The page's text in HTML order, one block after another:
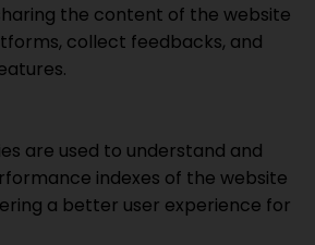
the content of the website
collect feedbacks, and
are used to understand and
indexes of the website
a better user experience for